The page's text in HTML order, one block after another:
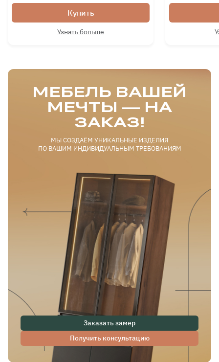
Купить
Узнать больше
МЕБЕЛЬ ВАШЕЙ
МЕЧТЫ — НА
ЗАКАЗ!
МЫ СОЗДАЁМ УНИКАЛЬНЫЕ ИЗДЕЛИЯ
ПО ВАШИМ ИНДИВИДУАЛЬНЫМ ТРЕБОВАНИЯМ
Заказать замер
Получить консультацию